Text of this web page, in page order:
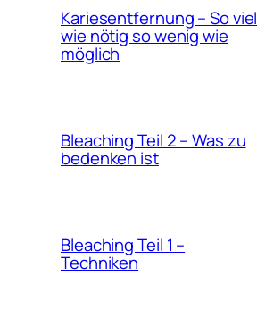
Kariesentfernung – So viel
wie nötig so wenig wie
möglich
Bleaching Teil 2 – Was zu
bedenken ist
Bleaching Teil 1 –
Techniken